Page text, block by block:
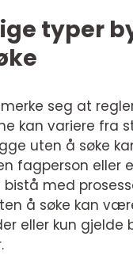
typer
seg at
kan variere fra
uten å søke
fagperson eller
bistå med
å søke kan
eller kun gjelde